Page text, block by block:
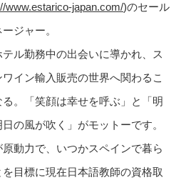
www.estarico-japan.com/)のセール
ジャー。
テル勤務中の出会いに導かれ、ス
イン輸入販売の世界へ関わるこ
る。「笑顔は幸せを呼ぶ」と「明
日の風が吹く」がモットーです。
原動力で、いつかスペインで暮ら
を目標に現在日本語教師の資格取